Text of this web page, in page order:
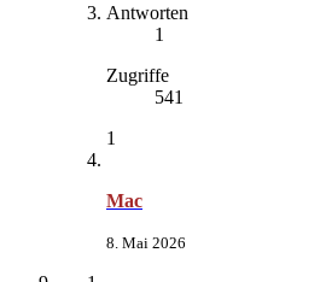
Antworten
1
Zugriffe
541
1
Mac
8. Mai 2026